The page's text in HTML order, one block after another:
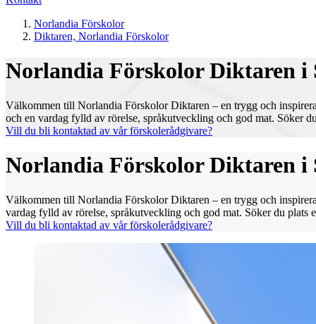
Norlandia Förskolor
Diktaren, Norlandia Förskolor
Norlandia Förskolor Diktaren i
Välkommen till Norlandia Förskolor Diktaren – en trygg och
och en vardag fylld av rörelse, språkutveckling och god mat. Söker
Vill du bli kontaktad av vår förskolerådgivare?
Norlandia Förskolor Diktaren i
Välkommen till Norlandia Förskolor Diktaren – en trygg och
vardag fylld av rörelse, språkutveckling och god mat. Söker du
Vill du bli kontaktad av vår förskolerådgivare?